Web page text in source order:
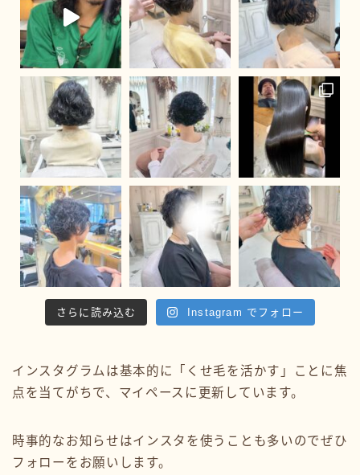
さらに読み込む Instagram でフォロー
インスタグラムは基本的に「くせ毛を活かす」ことに焦
点を当てがちで、マイペースに更新しています。
時事的なお知らせはインスタを使うことも多いのでぜひ
フォローをお願いします。